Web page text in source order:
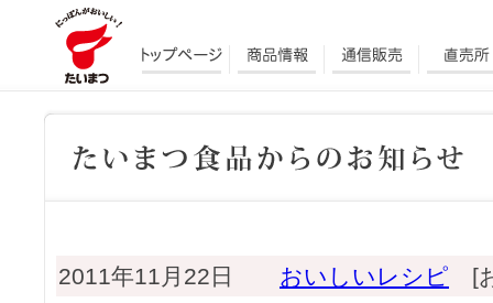
2011年11月22日 おいしいレシピ [